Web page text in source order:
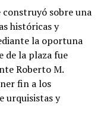
construyó sobre una
históricas y
la oportuna
de la plaza fue
Roberto M.
fin a los
urquisistas y